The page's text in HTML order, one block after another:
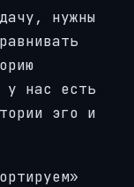
нужны
у нас есть
эго и